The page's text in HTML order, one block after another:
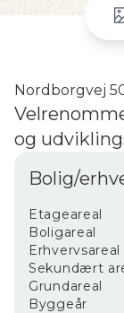
Nordborgvej
og
udvide en
Nordborgvej i
kombination af
Ejendommen
udstyret
Bolig/
Etageareal
Boligareal
Erhvervsareal
Sekundært
Grundareal
Byggeår